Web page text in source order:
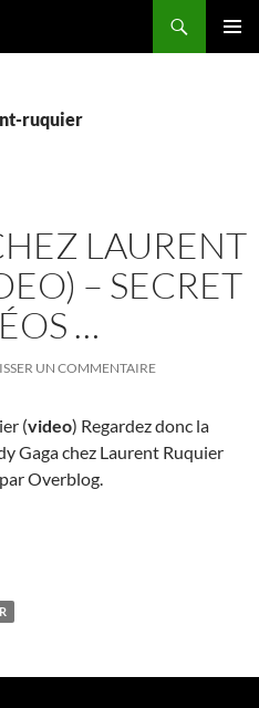
ruquier
LAURENT
– SECRET
…
UN COMMENTAIRE
(video) Regardez donc la
Gaga chez Laurent Ruquier
Overblog.